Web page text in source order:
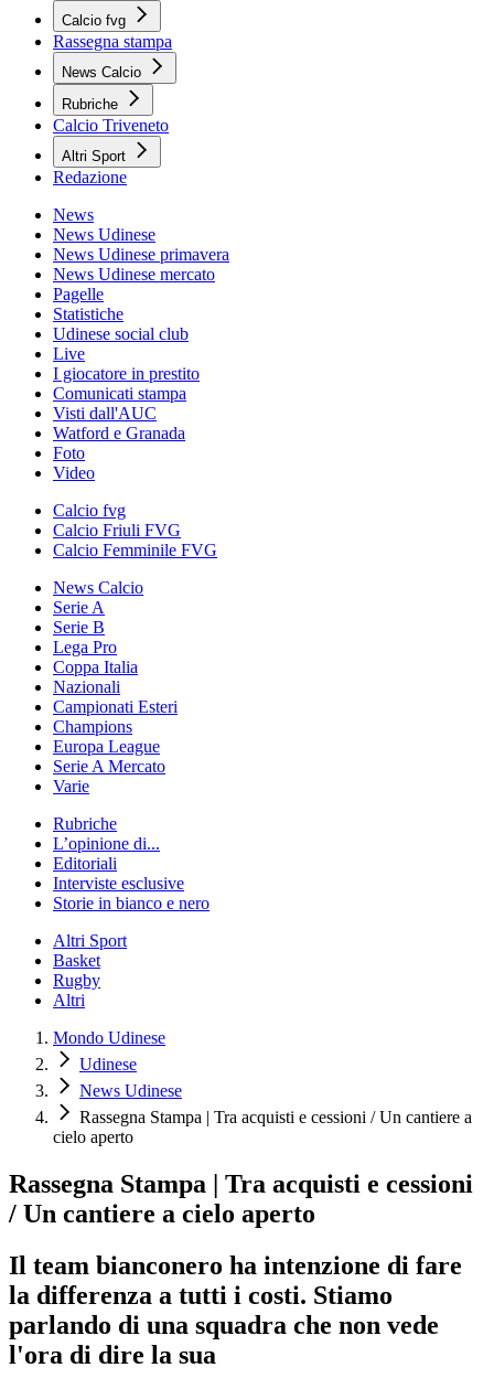
Calcio fvg
Rassegna stampa
News Calcio
Rubriche
Calcio Triveneto
Altri Sport
Redazione
News
News Udinese
News Udinese primavera
News Udinese mercato
Pagelle
Statistiche
Udinese social club
Live
I giocatore in prestito
Comunicati stampa
Visti dall'AUC
Watford e Granada
Foto
Video
Calcio fvg
Calcio Friuli FVG
Calcio Femminile FVG
News Calcio
Serie A
Serie B
Lega Pro
Coppa Italia
Nazionali
Campionati Esteri
Champions
Europa League
Serie A Mercato
Varie
Rubriche
L’opinione di...
Editoriali
Interviste esclusive
Storie in bianco e nero
Altri Sport
Basket
Rugby
Altri
Mondo Udinese
Udinese
News Udinese
Rassegna Stampa | Tra acquisti e cessioni / Un cantiere a
cielo aperto
Rassegna Stampa | Tra acquisti e cessioni
/ Un cantiere a cielo aperto
Il team bianconero ha intenzione di fare
la differenza a tutti i costi. Stiamo
parlando di una squadra che non vede
l'ora di dire la sua